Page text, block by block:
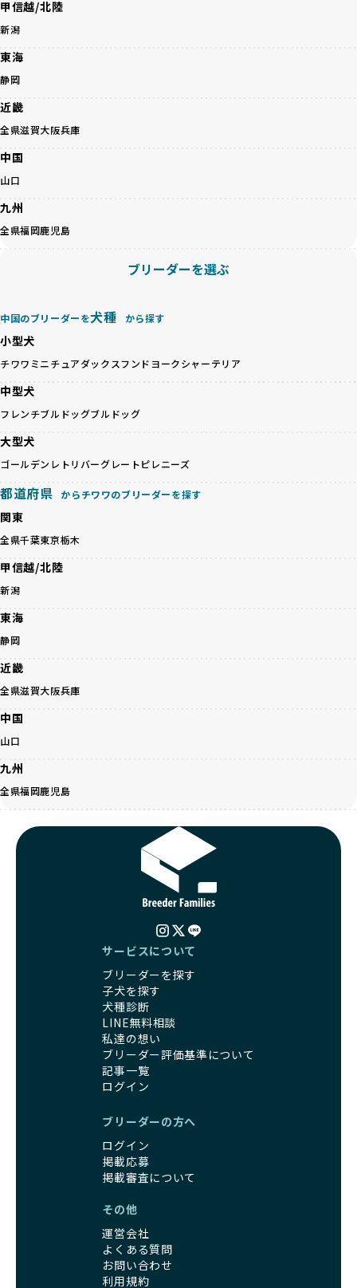
BreederFamiliesでは、すべてのブリーダーを書類審査、直
接のヒアリング、現地確認を通じて厳しく評価しています。
ーダー自身の理念や姿勢までも丁寧に確認しています。
さらに、こうした評価結果は透明性を持って公開されている
だけます。
徹底した透明性こそが、BreederFamiliesの大きな特徴で
BreederFamiliesは、ペット業界が抱える命の大量生産・大
題に真摯に向き合っています。優良ブリーダーとの直接取引
を促進することで、無駄な命の消費を減らし、命を大切にす
さらに、売上の一部を保護団体や保護団体を支援する公益法
人へ寄付しています。多くのペット販売業者が、動物福祉へ
BreederFamiliesはその姿勢が評価され、寄付が実現してい
ます。この活動により、保護が必要なワンちゃんの救済や保
護活動の支援にも貢献しています。
BreederFamiliesのこうした取り組みは、目の前の子犬だけ
な一歩です。ユーザーの皆さんがBreederFamiliesを通じて
子犬をお迎えすることで、こうした社会貢献活動を間接的に
BreederFamiliesに登録されているブリーダーは、子犬が心
す。
遺伝的なリスクを最小限に抑えた繁殖計画、栄養バランスが
考えられた食事、子犬がのびのびと動ける適度な運動環境、
さらに獣医師と連携した健康管理まで徹底しています。
その結果、BreederFamiliesを通じてお迎えする子犬は、元
気で健康なスタートを切れることが大きな魅力です。
子犬の社会性は、家庭でのしつけをスムーズにする重要なポ
イントです。BreederFamiliesのブリーダーは、母犬や兄弟
犬、人との触れ合いの時間をしっかり確保し、子犬が自然に
コミュニケーション能力を身につけられるよう育てていま
す。
家庭に迎えたその日から、すでに社会性の基盤ができている
ため、新しい環境にもスムーズに適応できます。
これにより、飼い主さんにとっても安心してスタートできる
でしょう。
BreederFamiliesのブリーダーは、犬種に関する豊富な知識
と経験を持っています。そのため、子犬を迎えた後の健康管
理やしつけ、生活スタイルに合わせた育て方について、丁寧
なアドバイスを受けられます。「この犬種ならではの特徴
は？」「食事はどうしたらいい？」など、疑問や悩みがあれ
ば、専門的な視点から解決のヒントをもらえるのも安心でき
るポイントです。
BreederFamiliesでは、すべてのブリーダーが厳しい基準を
クリアした方々だけです。運営チームがブリーダーに直接ヒ
アリングを行い、現地確認を経て透明性の高い情報を公開し
これにより、ユーザーは見た目だけでなく、育成環境や健康
管理体制、社会性の取り組みといった客観的なデータを基に
子犬のお迎えまでのやりとりに不安を感じる方も多いかもし
れませんが、BreederFamiliesならその心配は無用です。
運営チームがブリーダーとのやりとりを全面的にサポートし
ます。不明点やトラブルが発生した場合も迅速に対応するた
め、安心してお迎え準備を進められます。
さらに、LINEでの無料相談も提供しており、気軽に質問でき
るのもBreederFamiliesならではの魅力です。
BreederFamiliesは、厳しい基準と徹底した審査プロセスを
通じて「ワンちゃんに優しい世界を創る」ことを目指してい
ます。単なる仲介サービスを超え、ワンちゃんの健康と幸
福、飼い主様の安心を第一に考えるプラットフォームとし
て、ワンちゃんを家族のように愛する優良ブリーダーのみを
この取り組みにより、BreederFamiliesでは、飼い主様がワ
ンちゃんを安心して迎え入れられる出会いを提供していま
す。また、私たちが育成環境やブリーダーの姿勢を直接確認
することで、飼い主様はリアルな情報をもとに自信を持って
選ぶことができます。
境は、ストレスや感染リスクを増大させるだけでなく、ワン
があります。
優良ブリーダーは、ワンちゃんの健康と幸せを第一に考え、
ことを大切にしています。また、彼らはお迎え先を自身で確
認し、ワンちゃんが安心して暮らせる環境を整えるために直
接の引き渡しを基本とします。
一方で、営利優先ブリーダーは、広範囲に販売するためにペ
ットショップやオークションを活用し、子犬の心身への影響
「ペットショップ等を使わない」の詳細はこちら
近年、「小さくて可愛い」「珍しい毛色」という見た目の特
徴が人気を集め、高値で取引されることが多くなっていま
くありません。極小サイズは骨や心臓に負担がかかりやす
営利優先ブリーダーは、このような流行や需要に応じて無理
な繁殖を行いがちです。小柄な母犬を繁殖に多用して体に負
担をかけたり、子犬を小さく見せるために食事を減らすな
ど、健康を犠牲にした管理がされることもあります。このよ
うな方法では、ワンちゃんの免疫力や体力が低下し、飼い主
にとっても将来的な医療費やケアの負担が増える恐れがあり
ます。
優良ブリーダーは、こうした流行に流されず、ワンちゃんの
健康を最優先に考えています。特に小さいワンちゃんやレア
カラーの子犬を販売する場合は、健康リスクを十分に理解
し、飼い主にそのリスクについて丁寧に説明しています。食
ワンちゃんの健康を第一にした繁殖を心がけています。
「見た目以上に健康重視」の詳細はこちら
引退犬とは、繁殖期を終えたワンちゃんたちのことを指しま
す。
を願っています。よって、引退後も自宅で飼育を続けるか、
信頼できる相手に譲渡するなど、ワンちゃんが幸せに暮らせ
一方、営利優先ブリーダーは引退犬を「コスト」として考
え、早く手放すことを考えます。場合によっては、悪徳保護
になる可能性が高まります。
引退犬に対する扱いがどうなっているかも、優良ブリーダー
「引退犬も大切に」の詳細はこちら
社会化とは、ワンちゃんが人間や他の犬、日常の環境にスム
ーズに適応できるようにするプロセスです。ワンちゃんの社
会化は、生後3週間から12週間頃の「社会化期」と呼ばれる
時期が特に重要です。この期間は、ブリーダーが飼育してい
る時期と重なるため、ワンちゃんが人や他の犬、家庭環境に
対して適応力を高めるための基礎を築く貴重な機会となりま
優良ブリーダーは、母犬との愛情ある触れ合いや、兄弟犬や
他の犬との遊び、人や日常的な家庭環境への慣れを促すこと
で社会化を進めています。これにより、新しい家族に迎えら
れた後もストレスなく過ごせるようサポートします。
営利優先ブリーダーは、母犬から早期に分離し、ケージ内で
の生活が中心となるため、ワンちゃんが他の犬や人と触れ合
う機会が少なく、社会性が十分に育たないことがあります。
こうしたワンちゃんは、家庭環境に適応しづらくなるリスク
「社会化にこだわる」の詳細はこちら
り、その健康状態が子犬にも影響を与えます。出産時に母犬
が健康であることは、母犬自身の負担を軽減するだけでな
く、生まれてくる子犬の健康や成長にも大きく影響します。
よって、母犬の健康を配慮した出産管理が非常に重要です。
医師と相談しながら出産のタイミングや間隔を適切に決定し
ます。法令を基本としつつも、母犬の体調を第一に考え、初
回の出産時期や出産間隔を慎重に管理し、生涯での出産回数
も制限しています。
また、出産後には母犬が体調をしっかりと回復できるよう十
甲信越/北陸
新潟
東海
静岡
近畿
全県滋賀大阪兵庫
中国
山口
九州
全県福岡鹿児島
ブリーダーを選ぶ
中国のブリーダーを犬種 から探す
小型犬
チワワ ミニチュアダックスフンド ヨークシャーテリア
中型犬
フレンチブルドッグブルドッグ
大型犬
ゴールデンレトリバーグレートピレニーズ
都道府県 からチワワのブリーダーを探す
関東
全県千葉東京栃木
甲信越/北陸
新潟
東海
静岡
近畿
全県滋賀大阪兵庫
中国
山口
九州
全県福岡鹿児島
サービスについて
ブリーダーを探す
子犬を探す
犬種診断
LINE無料相談
私達の想い
ブリーダー評価基準について
記事一覧
ログイン
ブリーダーの方へ
ログイン
掲載応募
掲載審査について
その他
運営会社
よくある質問
お問い合わせ
利用規約